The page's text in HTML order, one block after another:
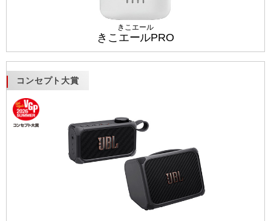
きこエール
きこエールPRO
コンセプト大賞